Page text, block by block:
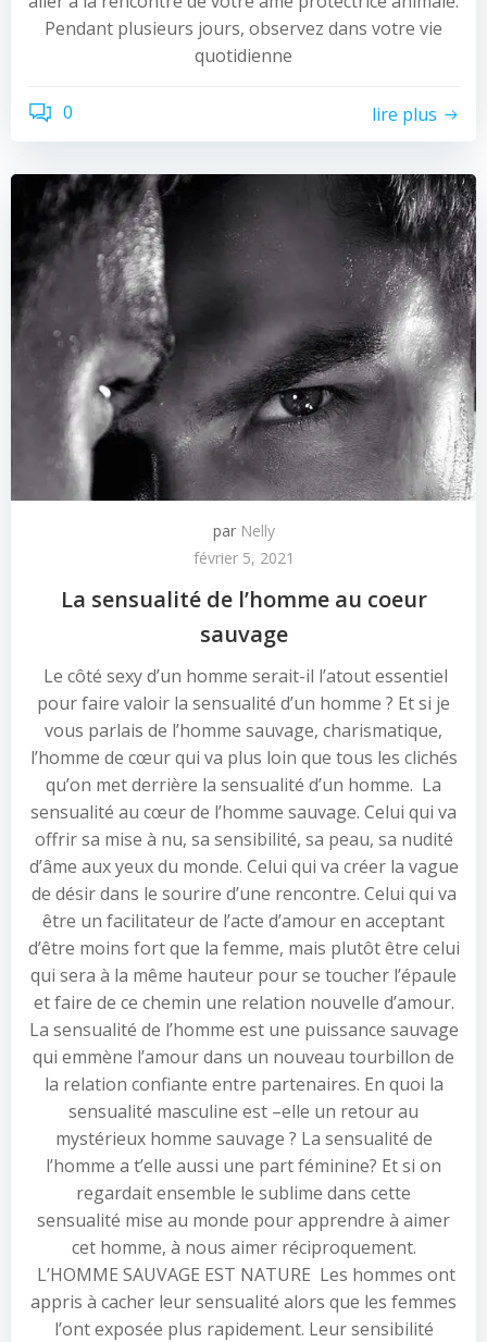
Pendant plusieurs jours, observez dans votre vie
quotidienne
0 lire plus
par Nelly
février 5, 2021
La sensualité de l’homme au coeur
sauvage
Le côté sexy d’un homme serait-il l’atout essentiel
pour faire valoir la sensualité d’un homme ? Et si je
vous parlais de l’homme sauvage, charismatique,
l’homme de cœur qui va plus loin que tous les clichés
qu’on met derrière la sensualité d’un homme. La
sensualité au cœur de l’homme sauvage. Celui qui va
offrir sa mise à nu, sa sensibilité, sa peau, sa nudité
d’âme aux yeux du monde. Celui qui va créer la vague
de désir dans le sourire d’une rencontre. Celui qui va
être un facilitateur de l’acte d’amour en acceptant
d’être moins fort que la femme, mais plutôt être celui
qui sera à la même hauteur pour se toucher l’épaule
et faire de ce chemin une relation nouvelle d’amour.
La sensualité de l’homme est une puissance sauvage
qui emmène l’amour dans un nouveau tourbillon de
la relation confiante entre partenaires. En quoi la
sensualité masculine est –elle un retour au
mystérieux homme sauvage ? La sensualité de
l’homme a t’elle aussi une part féminine? Et si on
regardait ensemble le sublime dans cette
sensualité mise au monde pour apprendre à aimer
cet homme, à nous aimer réciproquement.
L’HOMME SAUVAGE EST NATURE Les hommes ont
appris à cacher leur sensualité alors que les femmes
l’ont exposée plus rapidement. Leur sensibilité